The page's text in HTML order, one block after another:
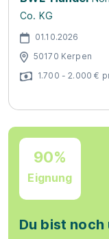
Co. KG
01.10.2026
50170 Kerpen
1.700 - 2.000 €
90%
Eignung
Du bist